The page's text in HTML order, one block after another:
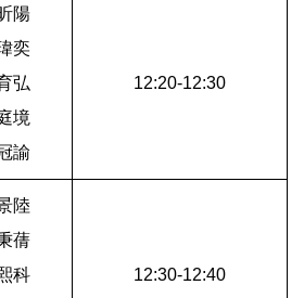
陽
奕
弘
境
諭
12:20-12:30
陸
蒨
科
12:30-12:40